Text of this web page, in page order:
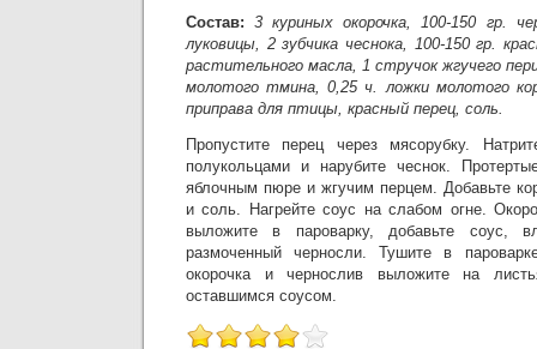
Состав:3 куриных окорочка, 100-150 гр.
луковицы, 2 зубчика чеснока, 100-150 гр.
растительного масла, 1 стручок жгучего
молотого тмина, 0,25 ч. ложки молотого
приправа для птицы, красный перец, соль.
Пропустите перец через мясорубку.
полукольцами и нарубите чеснок.
яблочным пюре и жгучим перцем. Добавьте
и соль. Нагрейте соус на слабом огне.
выложите в пароварку, добавьте соус,
размоченный черносли. Тушите в
окорочка и чернослив выложите на
оставшимся соусом.